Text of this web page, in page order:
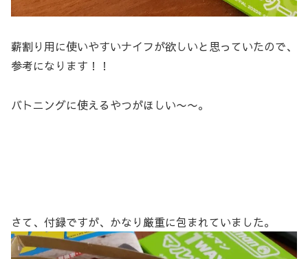
薪割り用に使いやすいナイフが欲しいと思っていたので、
参考になります！！
バトニングに使えるやつがほしい〜〜。
さて、付録ですが、かなり厳重に包まれていました。